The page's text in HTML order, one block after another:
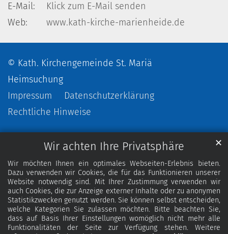
Wir achten Ihre Privatsphäre
Wir möchten Ihnen ein optimales Webseiten-Erlebnis bieten.
Dazu verwenden wir Cookies, die für das Funktionieren unserer
Website notwendig sind. Mit Ihrer Zustimmung verwenden wir
auch Cookies, die zur Anzeige externer Inhalte oder zu anonymen
Statistikzwecken genutzt werden. Sie können selbst entscheiden,
welche Kategorien Sie zulassen möchten. Bitte beachten Sie,
dass auf Basis Ihrer Einstellungen womöglich nicht mehr alle
Funktionalitäten der Seite zur Verfügung stehen. Weitere
✕
E-Mail:
Klick zum E-Mail senden
Web:
www.kath-kirche-marienheide.de
© Kath. Kirchengemeinde St. Mariä
Heimsuchung
Impressum
Datenschutzerklärung
Rechtliche Hinweise